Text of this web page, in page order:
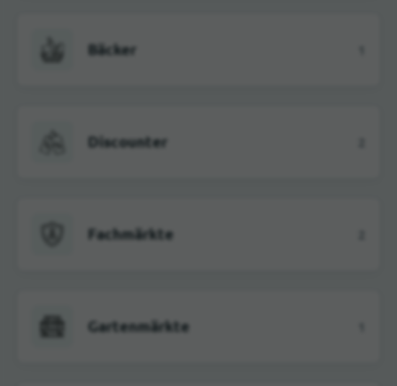
Bäcker
Discounter
Fachmärkte
Gartenmärkte